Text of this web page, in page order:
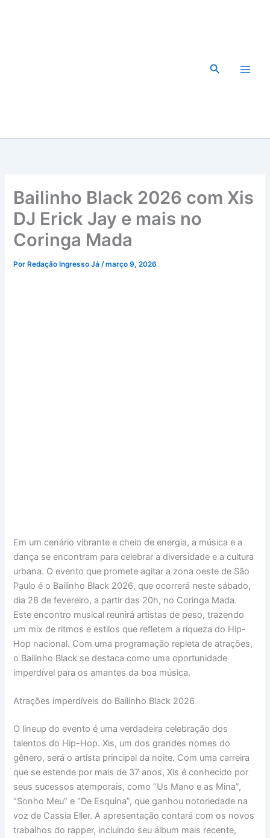
Pesquisar
Bailinho Black 2026 com Xis
DJ Erick Jay e mais no
Coringa Mada
Por Redação Ingresso Já/março 9, 2026
Em um cenário vibrante e cheio de energia, a música e a
dança se encontram para celebrar a diversidade e a cultura
urbana. O evento que promete agitar a zona oeste de São
Paulo é o Bailinho Black 2026, que ocorrerá neste sábado,
dia 28 de fevereiro, a partir das 20h, no Coringa Mada.
Este encontro musical reunirá artistas de peso, trazendo
um mix de ritmos e estilos que refletem a riqueza do Hip-
Hop nacional. Com uma programação repleta de atrações,
o Bailinho Black se destaca como uma oportunidade
imperdível para os amantes da boa música.
Atrações imperdíveis do Bailinho Black 2026
O lineup do evento é uma verdadeira celebração dos
talentos do Hip-Hop. Xis, um dos grandes nomes do
gênero, será o artista principal da noite. Com uma carreira
que se estende por mais de 37 anos, Xis é conhecido por
seus sucessos atemporais, como “Us Mano e as Mina”,
“Sonho Meu” e “De Esquina”, que ganhou notoriedade na
voz de Cassia Eller. A apresentação contará com os novos
trabalhos do rapper, incluindo seu álbum mais recente,